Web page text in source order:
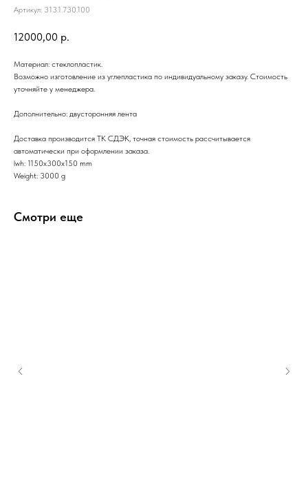
Артикул: 313.1.730.100
12000,00 р.
Материал: стеклопластик.
Возможно изготовление из углепластика по индивидуальному заказу. Стоимость
уточняйте у менеджера.
Дополнительно: двусторонняя лента
Доставка производится ТК СДЭК, точная стоимость рассчитывается
автоматически при оформлении заказа.
lwh: 1150x300x150 mm
Weight: 3000 g
Смотри еще